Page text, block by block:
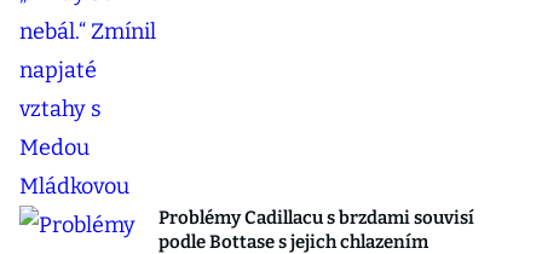
Problémy Cadillacu s brzdami souvisí
podle Bottase s jejich chlazením